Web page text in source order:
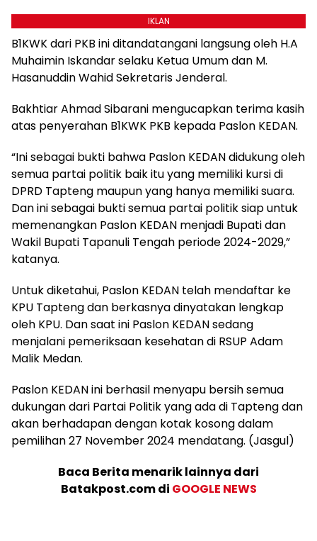
IKLAN
B1KWK dari PKB ini ditandatangani langsung oleh H.A
Muhaimin Iskandar selaku Ketua Umum dan M.
Hasanuddin Wahid Sekretaris Jenderal.
Bakhtiar Ahmad Sibarani mengucapkan terima kasih
atas penyerahan B1KWK PKB kepada Paslon KEDAN.
“Ini sebagai bukti bahwa Paslon KEDAN didukung oleh
semua partai politik baik itu yang memiliki kursi di
DPRD Tapteng maupun yang hanya memiliki suara.
Dan ini sebagai bukti semua partai politik siap untuk
memenangkan Paslon KEDAN menjadi Bupati dan
Wakil Bupati Tapanuli Tengah periode 2024-2029,”
katanya.
Untuk diketahui, Paslon KEDAN telah mendaftar ke
KPU Tapteng dan berkasnya dinyatakan lengkap
oleh KPU. Dan saat ini Paslon KEDAN sedang
menjalani pemeriksaan kesehatan di RSUP Adam
Malik Medan.
Paslon KEDAN ini berhasil menyapu bersih semua
dukungan dari Partai Politik yang ada di Tapteng dan
akan berhadapan dengan kotak kosong dalam
pemilihan 27 November 2024 mendatang. (Jasgul)
Baca Berita menarik lainnya dari
Batakpost.com di GOOGLE NEWS